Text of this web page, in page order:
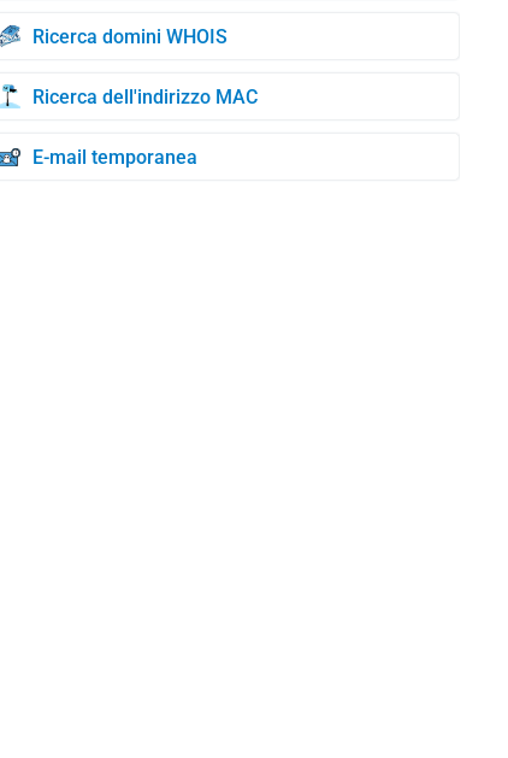
Ricerca domini WHOIS
Ricerca dell'indirizzo MAC
E-mail temporanea